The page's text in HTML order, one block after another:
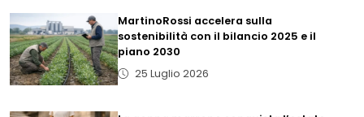
MartinoRossi accelera sulla
sostenibilità con il bilancio 2025 e il
piano 2030
25 Luglio 2026